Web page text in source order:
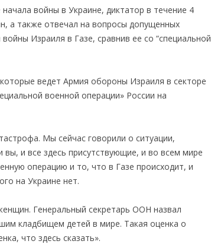
войны в Украине, диктатор в течение 4
а также отвечал на вопросы допущенных
Израиля в Газе, сравнив ее со “специальной
ведет Армия обороны Израиля в секторе
военной операции» России на
Мы сейчас говорили о ситуации,
вы, и все здесь присутствующие, и во всем мире
операцию и то, что в Газе происходит, и
на Украине нет.
Генеральный секретарь ООН назвал
кладбищем детей в мире. Такая оценка о
, что здесь сказать».